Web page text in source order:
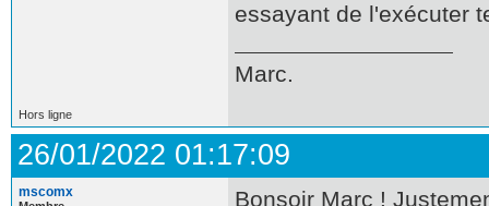
essayant de l'exécuter
Marc.
Hors ligne
26/01/2022 01:17:09
mscomx
Bonsoir Marc !